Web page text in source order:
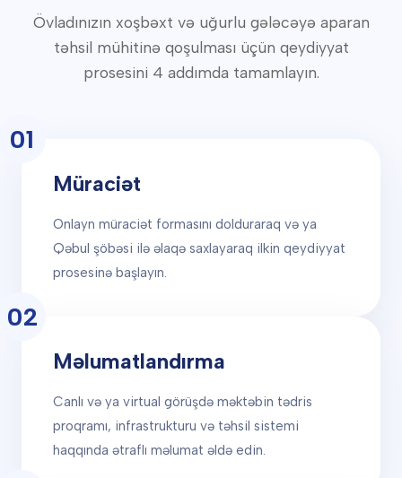
Övladınızın xoşbəxt və uğurlu gələcəyə aparan
təhsil mühitinə qoşulması üçün qeydiyyat
prosesini 4 addımda tamamlayın.
01
Müraciət
Onlayn müraciət formasını dolduraraq və ya
Qəbul şöbəsi ilə əlaqə saxlayaraq ilkin qeydiyyat
prosesinə başlayın.
02
Məlumatlandırma
Canlı və ya virtual görüşdə məktəbin tədris
proqramı, infrastrukturu və təhsil sistemi
haqqında ətraflı məlumat əldə edin.